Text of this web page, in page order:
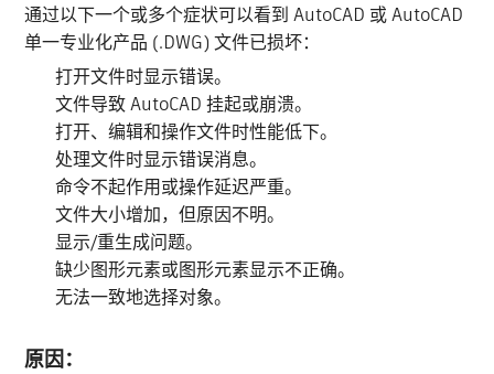
通过以下一个或多个症状可以看到 AutoCAD 或 AutoCAD
单一专业化产品 (.DWG) 文件已损坏：
打开文件时显示错误。
文件导致 AutoCAD 挂起或崩溃。
打开、编辑和操作文件时性能低下。
处理文件时显示错误消息。
命令不起作用或操作延迟严重。
文件大小增加，但原因不明。
显示/重生成问题。
缺少图形元素或图形元素显示不正确。
无法一致地选择对象。
原因：